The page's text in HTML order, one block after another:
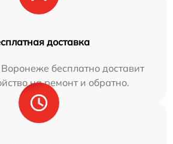
доставка
бесплатно доставит
на ремонт и обратно.